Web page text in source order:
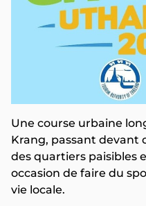
Une course urbaine
Krang, passant devant
des quartiers paisibles
occasion de faire du
vie locale.